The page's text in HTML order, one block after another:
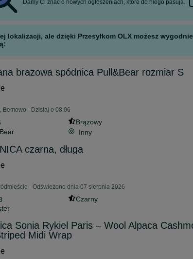
Damy Ci znać o nowych ogłoszeniach, które do niego pasują.
lokalizacji, ale dzięki Przesyłkom OLX możesz
brazowa spódnica Pull&Bear rozmiar S
Bemowo - Dzisiaj o 08:06
Brązowy
Inny
czarna, długa
- Odświeżono dnia 07 sierpnia 2026
Czarny
Sonia Rykiel Paris – Wool Alpaca
Midi Wrap